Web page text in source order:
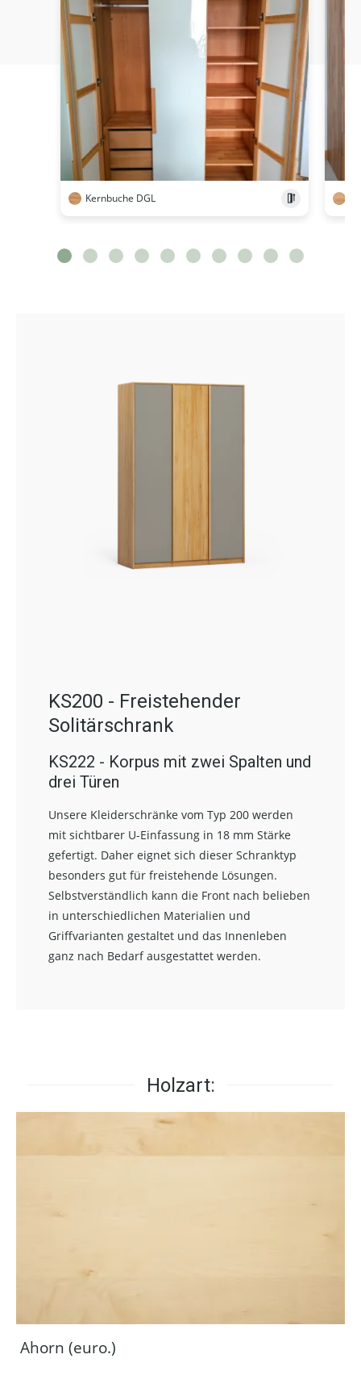
Kernbuche DGL
KS200 - Freistehender
Solitärschrank
KS222 - Korpus mit zwei Spalten und
drei Türen
Unsere Kleiderschränke vom Typ 200 werden
mit sichtbarer U-Einfassung in 18 mm Stärke
gefertigt. Daher eignet sich dieser Schranktyp
besonders gut für freistehende Lösungen.
Selbstverständlich kann die Front nach belieben
in unterschiedlichen Materialien und
Griffvarianten gestaltet und das Innenleben
ganz nach Bedarf ausgestattet werden.
Holzart:
Ahorn (euro.)